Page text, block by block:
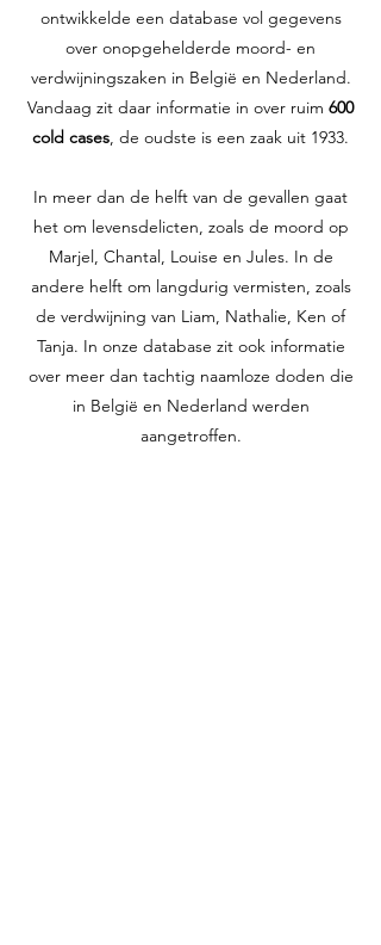
ontwikkelde een database vol gegevens
over onopgehelderde moord- en
verdwijningszaken in België en Nederland.
Vandaag zit daar informatie in over ruim 600
cold cases, de oudste is een zaak uit 1933.
In meer dan de helft van de gevallen gaat
het om levensdelicten, zoals de moord op
Marjel, Chantal, Louise en Jules. In de
andere helft om langdurig vermisten, zoals
de verdwijning van Liam, Nathalie, Ken of
Tanja. In onze database zit ook informatie
over meer dan tachtig naamloze doden die
in België en Nederland werden
aangetroffen.